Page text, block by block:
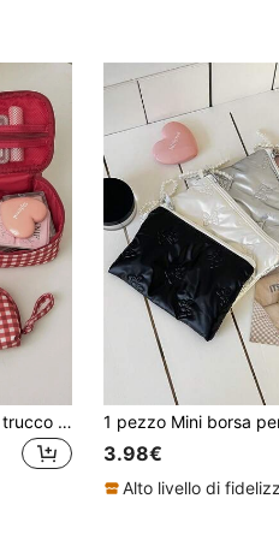
1Pezzo/Set Borsa per il trucco portatile con stampa a quadri rossi e bianchi, stile minimalista Ins, borsa cosmetica, organizer per cosmetici, borsa per la cura della pelle, borsa per rossetti, portamonete, borsa per assorbenti igienici, pochette per assorbenti, borse per donne, set di borse per il trucco, pochette per il trucco, clutch con chiusura lampo per rossetti, pennelli, profumi, creme per le mani, gioielli, monete, ecc., regalo di Capodanno, regalo per la mamma, regalo di San Valentino, regalo di compleanno, regalo per le feste, regalo per la damigella d'onore, essenziali da viaggio, essenziali per la crociera, estetica
3.98€